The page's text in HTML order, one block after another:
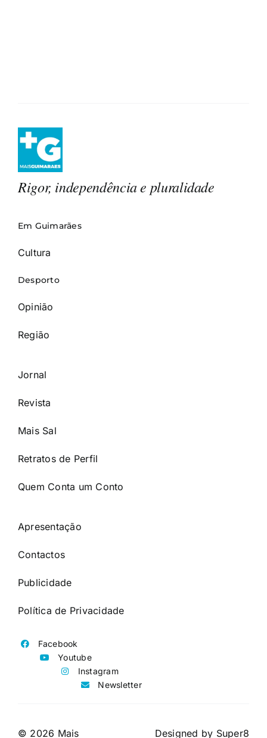
Rigor, independência e pluralidade
Em Guimarães
Cultura
Desporto
Opinião
Região
Jornal
Revista
Mais Sal
Retratos de Perfil
Quem Conta um Conto
Apresentação
Contactos
Publicidade
Política de Privacidade
Facebook
Youtube
Instagram
Newsletter
© 2026 Mais Designed by Super8